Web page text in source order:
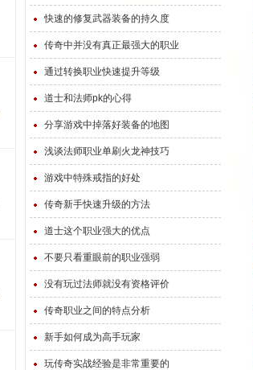
快速的修复武器装备的持久度
传奇中并没有真正最强大的职业
通过转换职业快速提升等级
道士和法师pk的心得
分享游戏中掉落好装备的地图
浅谈法师职业单刷火龙神技巧
游戏中特殊戒指的好处
传奇新手快速升级的方法
道士这个职业强大的优点
不要只看重眼前的职业强弱
没有玩过法师就没有资格评价
传奇职业之间的特点分析
新手如何成为高手玩家
玩传奇实战经验是非常重要的